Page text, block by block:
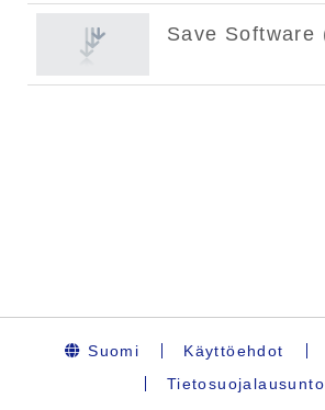
Suomi Käyttöehdot
Tietosuojalausunto